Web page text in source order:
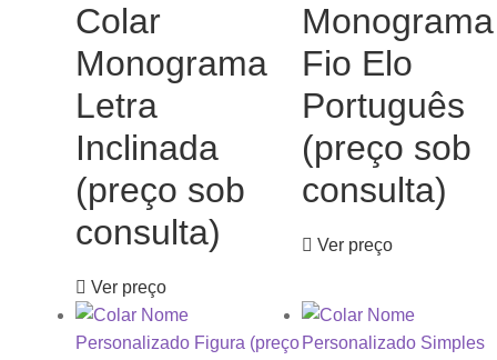
Colar
Monograma
Letra
Inclinada
(preço sob
consulta)
Ver preço
Monograma
Fio Elo
Português
(preço sob
consulta)
Ver preço